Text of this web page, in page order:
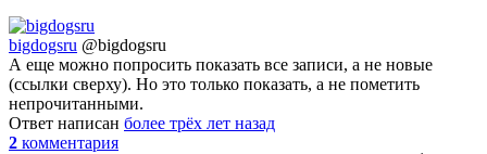
bigdogsru @bigdogsru
А еще можно попросить показать все записи, а не новые
(ссылки сверху). Но это только показать, а не пометить
непрочитанными.
Ответ написан более трёх лет назад
2 комментария